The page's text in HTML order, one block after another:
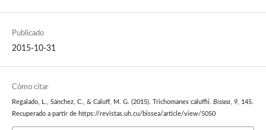
Publicado
2015-10-31
Cómo citar
Regalado, L., Sánchez, C., & Caluff, M. G. (2015). Trichomanes caluffii. Bissea, 9, 145.
Recuperado a partir de https://revistas.uh.cu/bissea/article/view/5050